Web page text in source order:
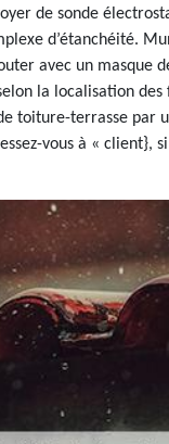
de sonde
d’étanchéité.
avec un masque
la localisation des
toiture-terrasse par
vous à « client},